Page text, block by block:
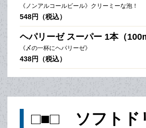
《ノンアルコールビール》クリーミーな泡！
548円（税込）
ヘパリーゼ スーパー 1本（
《〆の一杯にヘパリーゼ》
438円（税込）
□■□ ソフトド